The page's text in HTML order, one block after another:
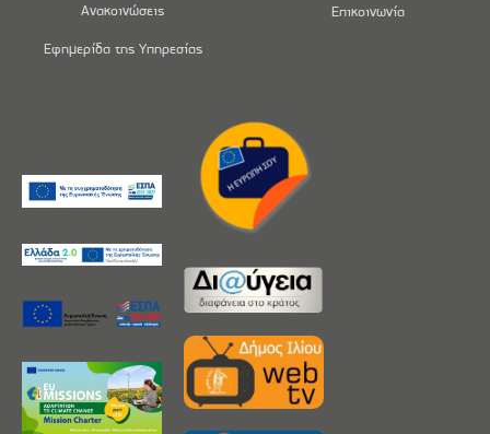
Ανακοινώσεις
Εφημερίδα της Υπηρεσίας
Επικοινωνία